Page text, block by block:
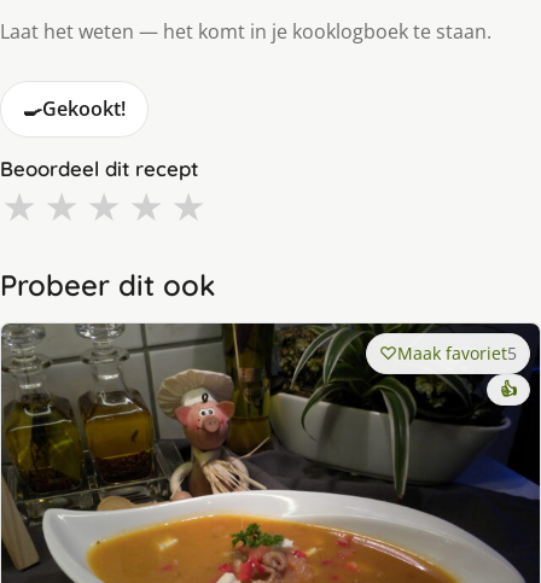
Laat het weten — het komt in je kooklogboek te staan.
🍳Gekookt!
Beoordeel dit recept
★ ★ ★ ★ ★
Probeer dit ook
Maak favoriet5
👍